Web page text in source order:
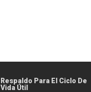
Respaldo Para El Ciclo De
Vida Útil